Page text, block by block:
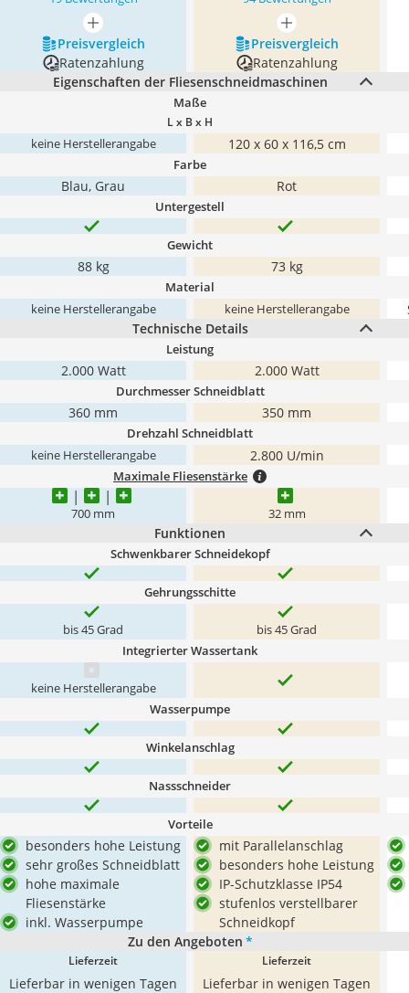
mehr anzeigen
mehr anzeigen
Preis­vergleich
Preis­vergleich
Ratenzahlung
Ratenzahlung
Eigenschaften der Fliesenschneidmaschinen
Maße
L x B x H
keine Herstellerangabe 120 x 60 x 116,5 cm
Farbe
Blau, Grau Rot
Untergestell
Gewicht
88 kg 73 kg
Material
keine Herstellerangabe keine Herstellerangabe
Technische Details
Leistung
2.000 Watt 2.000 Watt
Durchmesser Schneidblatt
360 mm 350 mm
Drehzahl Schneidblatt
keine Herstellerangabe 2.800 U/min
Maximale Fliesenstärke
700 mm 32 mm
Funktionen
Schwenkbarer Schneidekopf
Gehrungsschitte
bis 45 Grad bis 45 Grad
Integrierter Wassertank
keine Herstellerangabe
Wasserpumpe
Winkelanschlag
Nassschneider
Vorteile
besonders hohe Leistung
sehr großes Schneidblatt
hohe maximale
Fliesenstärke
inkl. Wasserpumpe
mit Parallelanschlag
besonders hohe Leistung
IP-Schutzklasse IP54
stufenlos verstellbarer
Schneidkopf
Zu den Angeboten *
Lieferzeit
Lieferbar in wenigen Tagen
Lieferzeit
Lieferbar in wenigen Tagen